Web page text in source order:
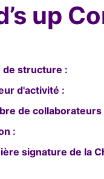
up
de structure :
d'activité :
de collaborateurs
:
signature de la